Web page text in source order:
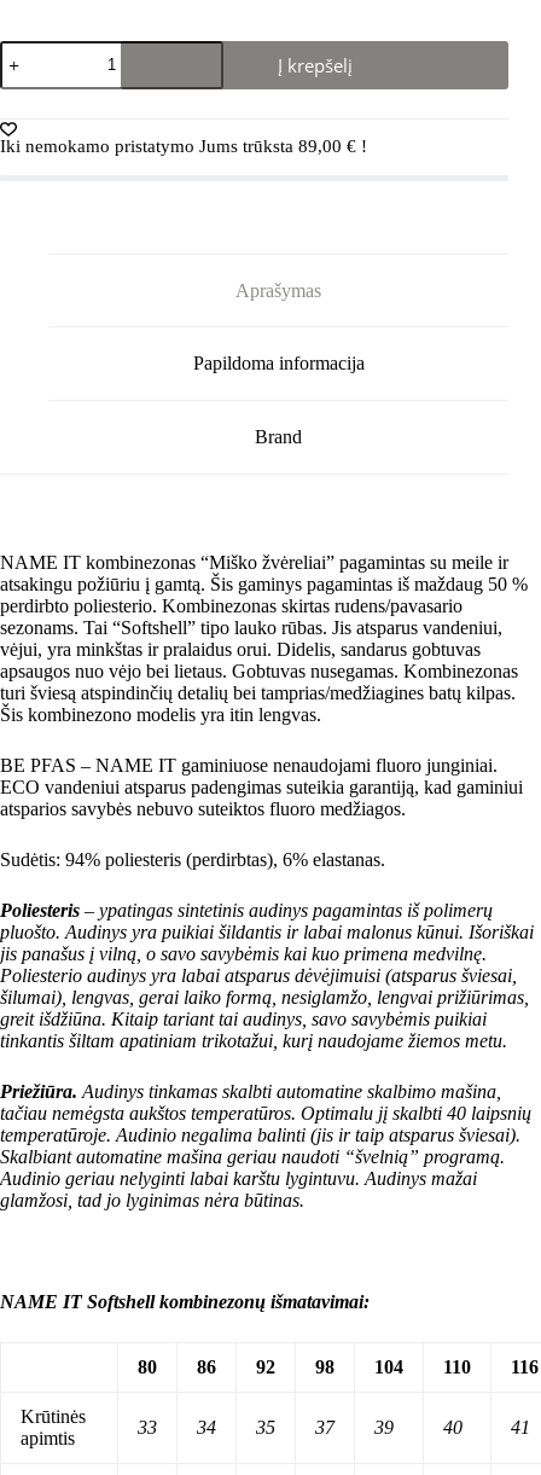
produkto
kiekis:
NAME
Softshell
kombinezonas
Į krepšelį
Iki nemokamo pristatymo Jums trūksta 89,00 € !
Aprašymas
Papildoma informacija
Brand
NAME IT kombinezonas “Miško žvėreliai” pagamintas su meile ir
atsakingu požiūriu į gamtą. Šis gaminys pagamintas iš maždaug 50 %
perdirbto poliesterio. Kombinezonas skirtas rudens/pavasario
sezonams. Tai “Softshell” tipo lauko rūbas. Jis atsparus vandeniui,
vėjui, yra minkštas ir pralaidus orui. Didelis, sandarus gobtuvas
apsaugos nuo vėjo bei lietaus. Gobtuvas nusegamas. Kombinezonas
turi šviesą atspindinčių detalių bei tamprias/medžiagines batų kilpas.
Šis kombinezono modelis yra itin lengvas.
BE PFAS – NAME IT gaminiuose nenaudojami fluoro junginiai.
ECO vandeniui atsparus padengimas suteikia garantiją, kad gaminiui
atsparios savybės nebuvo suteiktos fluoro medžiagos.
Sudėtis: 94% poliesteris (perdirbtas), 6% elastanas.
Poliesteris – ypatingas sintetinis audinys pagamintas iš polimerų
pluošto. Audinys yra puikiai šildantis ir labai malonus kūnui. Išoriškai
jis panašus į vilną, o savo savybėmis kai kuo primena medvilnę.
Poliesterio audinys yra labai atsparus dėvėjimuisi (atsparus šviesai,
šilumai), lengvas, gerai laiko formą, nesiglamžo, lengvai prižiūrimas,
greit išdžiūna. Kitaip tariant tai audinys, savo savybėmis puikiai
tinkantis šiltam apatiniam trikotažui, kurį naudojame žiemos metu.
Priežiūra. Audinys tinkamas skalbti automatine skalbimo mašina,
tačiau nemėgsta aukštos temperatūros. Optimalu jį skalbti 40 laipsnių
temperatūroje. Audinio negalima balinti (jis ir taip atsparus šviesai).
Skalbiant automatine mašina geriau naudoti “švelnią” programą.
Audinio geriau nelyginti labai karštu lygintuvu. Audinys mažai
glamžosi, tad jo lyginimas nėra būtinas.
NAME IT Softshell kombinezonų išmatavimai:
80 86 92 98 104 110 116
Krūtinės
apimtis
33 34 35 37 39 40 41